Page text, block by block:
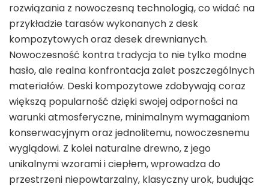
rozwiązania z nowoczesną technologią, co widać na
przykładzie tarasów wykonanych z desk
kompozytowych oraz desek drewnianych.
Nowoczesność kontra tradycja to nie tylko modne
hasło, ale realna konfrontacja zalet poszczególnych
materiałów. Deski kompozytowe zdobywają coraz
większą popularność dzięki swojej odporności na
warunki atmosferyczne, minimalnym wymaganiom
konserwacyjnym oraz jednolitemu, nowoczesnemu
wyglądowi. Z kolei naturalne drewno, z jego
unikalnymi wzorami i ciepłem, wprowadza do
przestrzeni niepowtarzalny, klasyczny urok, budując